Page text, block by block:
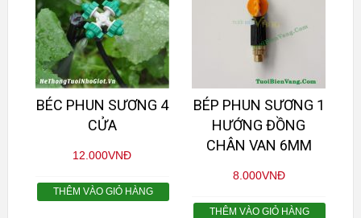
BÉC PHUN SƯƠNG 4
CỬA
12.000VNĐ
THÊM VÀO GIỎ HÀNG
BÉP PHUN SƯƠNG 1
HƯỚNG ĐỒNG
CHÂN VAN 6MM
8.000VNĐ
THÊM VÀO GIỎ HÀNG